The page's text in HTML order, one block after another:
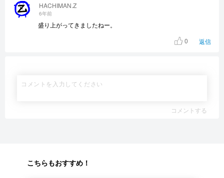
HACHIMAN.Z
6年前
盛り上がってきましたねー。
0
返信
コメントする
こちらもおすすめ！